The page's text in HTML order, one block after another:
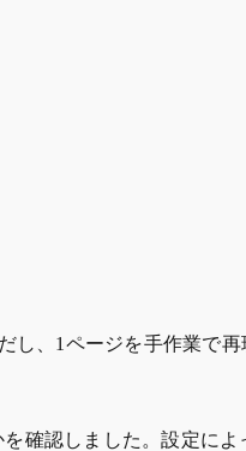
し、1ページを手作業で
確認しました。設定に